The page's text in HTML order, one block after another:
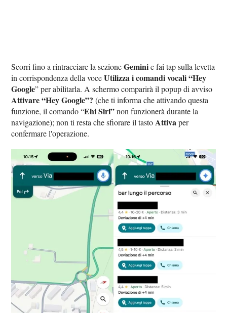
Scorri fino a rintracciare la sezioneGeminie fai tap sulla levetta
in corrispondenza della voceUtilizza i comandi vocali “Hey
Google” per abilitarla. A schermo comparirà il popup di avviso
Attivare “Hey Google”? (che ti informa che attivando questa
funzione, il comando “Ehi Siri”non funzionerà durante la
navigazione); non ti resta che sfiorare il tasto Attiva per
confermare l'operazione.